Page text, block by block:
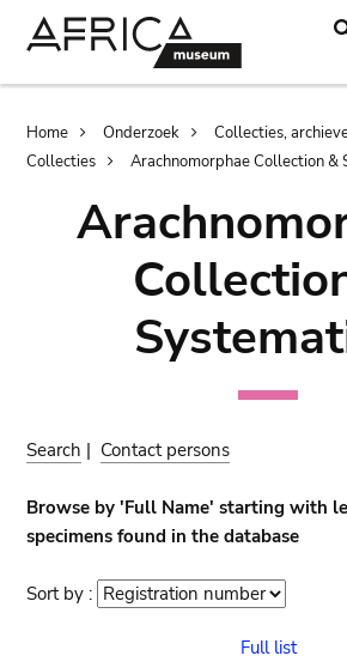
Breadcrumb
Home Onderzoek
Collecties,
Collecties
Arachnomorphae Collection &
Search | Contact persons
Browse by 'Full Name' starting with
specimens found in the database
Sort by : Sort
Full list